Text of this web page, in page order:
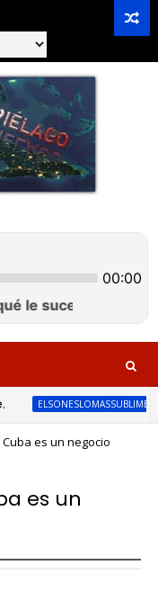
es un negocio
es un